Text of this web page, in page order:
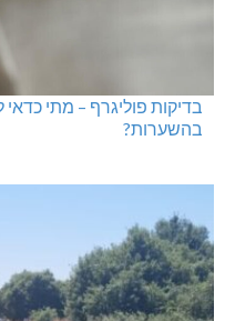
בדיקות פוליגרף – מתי
בהשערות?